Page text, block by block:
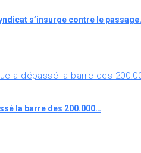
s’insurge contre le
la barre des 200.000…